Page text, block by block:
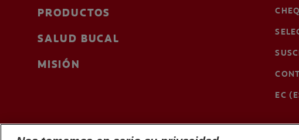
PRODUCTOS
SALUD BUCAL
MISIÓN
EC